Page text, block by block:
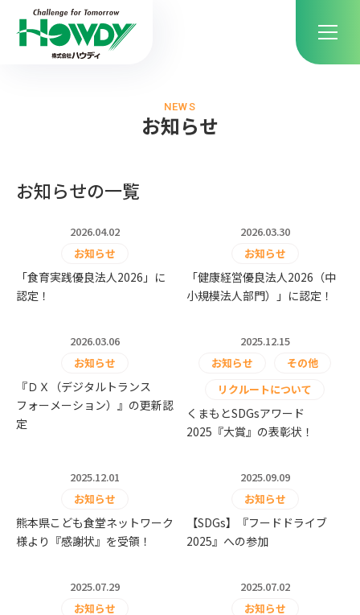
お知らせ
NEWS
お知らせの一覧
2026.04.02
お知らせ
「食育実践優良法人2026」に
認定！
2026.03.30
お知らせ
「健康経営優良法人2026（中
小規模法人部門）」に認定！
2026.03.06
お知らせ
『ＤＸ（デジタルトランス
フォーメーション）』の更新認
定
2025.12.15
お知らせ
その他
リクルートについて
くまもとSDGsアワード
2025『大賞』の表彰状！
2025.12.01
お知らせ
熊本県こども食堂ネットワーク
様より『感謝状』を受領！
2025.09.09
お知らせ
【SDGs】『フードドライブ
2025』への参加
2025.07.29
お知らせ
2025.07.02
お知らせ